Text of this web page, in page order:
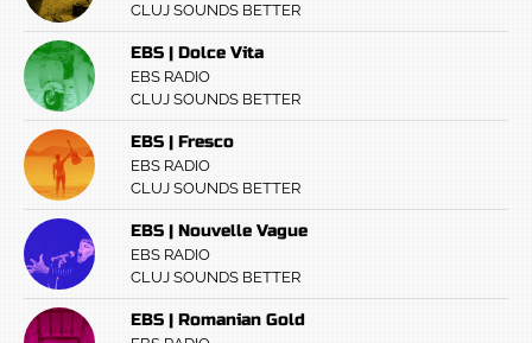
CLUJ SOUNDS BETTER
EBS | Dolce Vita
EBS RADIO
CLUJ SOUNDS BETTER
EBS | Fresco
EBS RADIO
CLUJ SOUNDS BETTER
EBS | Nouvelle Vague
EBS RADIO
CLUJ SOUNDS BETTER
EBS | Romanian Gold